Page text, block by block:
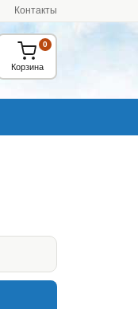
Контакты
Корзина
0